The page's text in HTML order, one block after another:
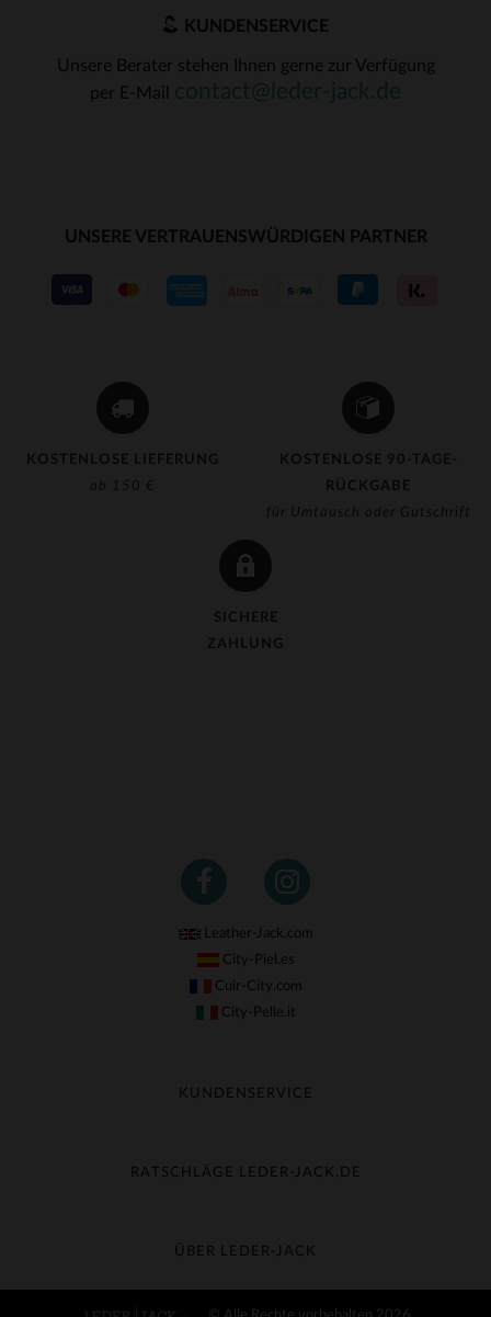
KOSTENLOSE LIEFERUNG
ab 150 €
KOSTENLOSE 90-TAGE-
RÜCKGABE
für Umtausch oder Gutschrift
SICHERE
ZAHLUNG
KUNDENSERVICE
Unsere Berater stehen Ihnen gerne zur Verfügung
per E-Mail
UNSERE VERTRAUENSWÜRDIGEN PARTNER
Leather-Jack.com
City-Piel.es
Cuir-City.com
City-Pelle.it
KUNDENSERVICE
Umtausch & Widerruf
Kundenservice kontaktieren
RATSCHLÄGE LEDER-JACK.DE
Material-Guide
ÜBER LEDER-JACK